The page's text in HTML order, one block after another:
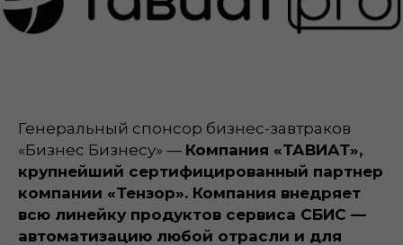
Генеральный спонсор бизнес-завтраков
«Бизнес Бизнесу» — Компания «ТАВИАТ»,
крупнейший сертифицированный партнер
компании «Тензор». Компания внедряет
всю линейку продуктов сервиса СБИС —
автоматизацию любой отрасли и для